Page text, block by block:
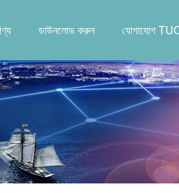
ডাউনলোড করুন যোগাযোগ